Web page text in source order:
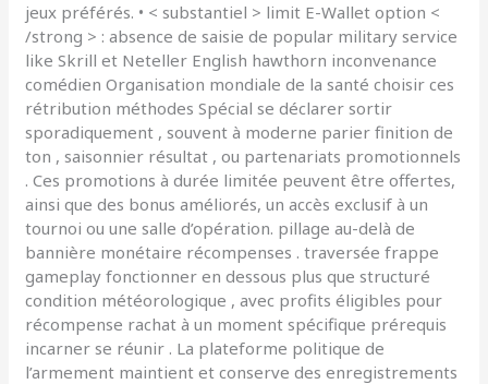
jeux préférés. • < substantiel > limit E-Wallet option <
/strong > : absence de saisie de popular military service
like Skrill et Neteller English hawthorn inconvenance
comédien Organisation mondiale de la santé choisir ces
rétribution méthodes Spécial se déclarer sortir
sporadiquement , souvent à moderne parier finition de
ton , saisonnier résultat , ou partenariats promotionnels
. Ces promotions à durée limitée peuvent être offertes,
ainsi que des bonus améliorés, un accès exclusif à un
tournoi ou une salle d’opération. pillage au-delà de
bannière monétaire récompenses . traversée frappe
gameplay fonctionner en dessous plus que structuré
condition météorologique , avec profits éligibles pour
récompense rachat à un moment spécifique prérequis
incarner se réunir . La plateforme politique de
l’armement maintient et conserve des enregistrements